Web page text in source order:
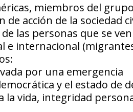
miembros del
acción de la sociedad
las personas que se ven
e internacional
por una emergencia
y el estado de
la vida, integridad